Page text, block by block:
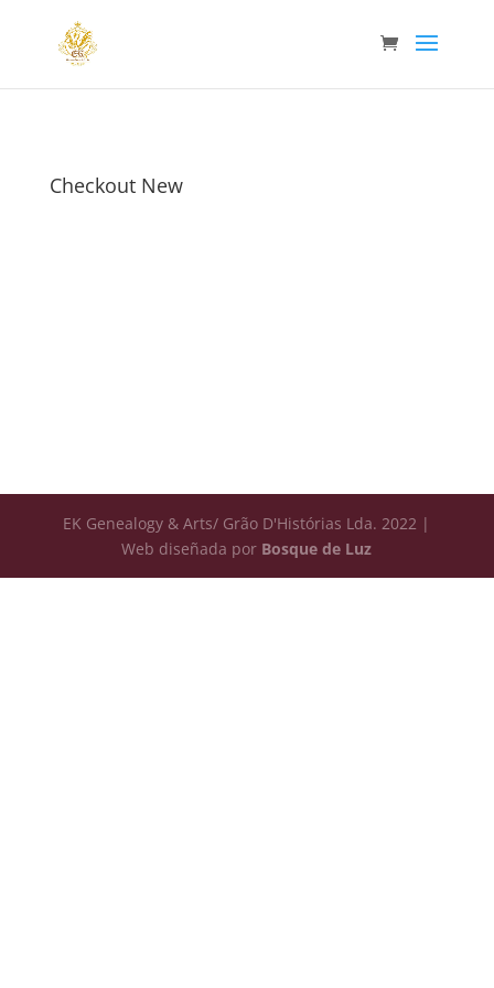
Checkout New
EK Genealogy & Arts/ Grão D'Histórias Lda. 2022 |
Web diseñada por Bosque de Luz